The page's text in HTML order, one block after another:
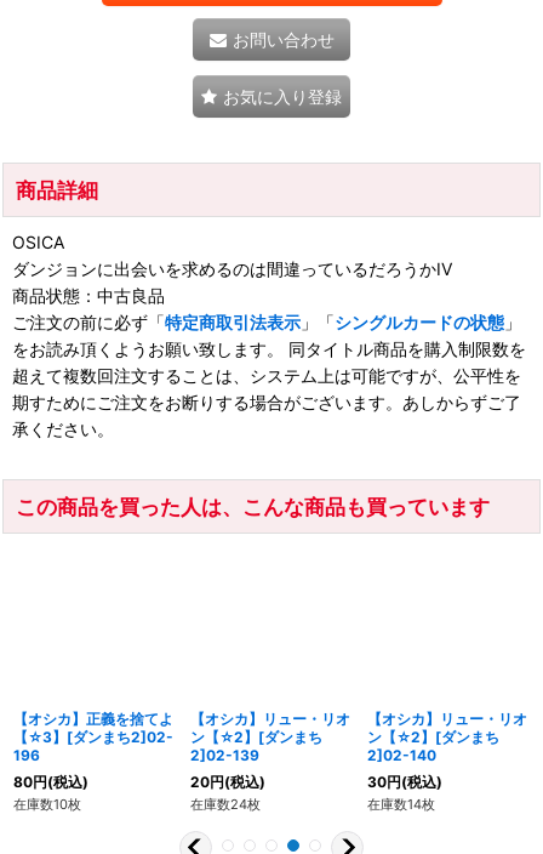
お問い合わせ
お気に入り登録
商品詳細
OSICA
ダンジョンに出会いを求めるのは間違っているだろうかIV
商品状態：中古良品
ご注文の前に必ず「特定商取引法表示 」「シングルカードの状態 」
をお読み頂くようお願い致します。 同タイトル商品を購入制限数を
超えて複数回注文することは、システム上は可能ですが、公平性を
期すためにご注文をお断りする場合がございます。あしからずご了
承ください。
この商品を買った人は、こんな商品も買っています
【オシカ】正義を捨てよ
【☆3】[ダンまち2]02-
196
80円(税込)
在庫数10枚
【オシカ】リュー・リオ
ン【☆2】[ダンまち
2]02-139
20円(税込)
在庫数24枚
【オシカ】リュー・リオ
ン【☆2】[ダンまち
2]02-140
30円(税込)
在庫数14枚